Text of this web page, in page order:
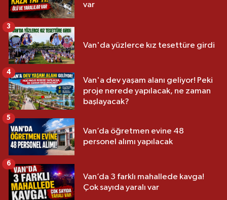
var
Van'da yüzlerce kız tesettüre girdi
3
Van'a dev yaşam alanı geliyor! Peki
proje nerede yapılacak, ne zaman
başlayacak?
4
Van’da öğretmen evine 48
personel alımı yapılacak
5
Van’da 3 farklı mahallede kavga!
Çok sayıda yaralı var
6